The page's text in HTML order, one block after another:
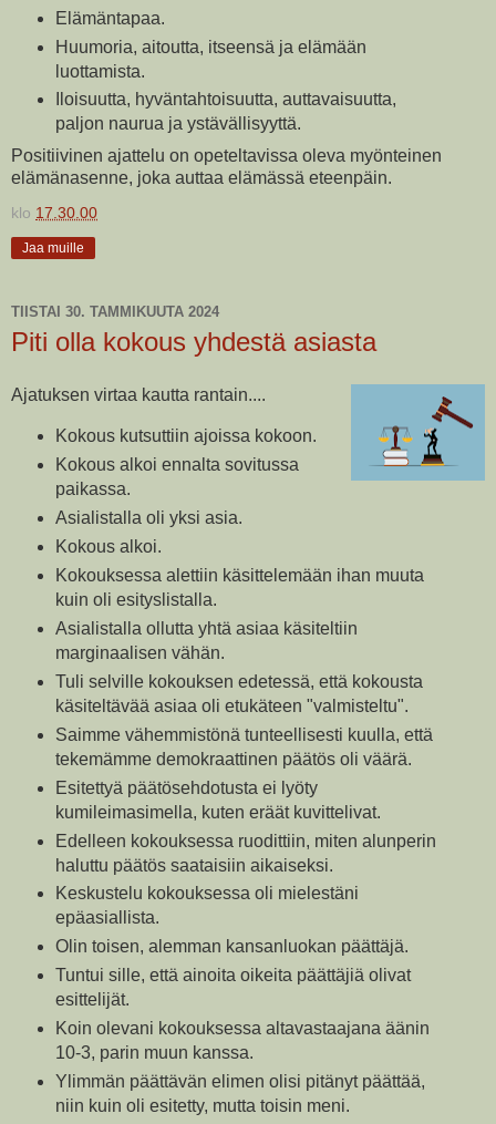
Elämäntapaa.
Huumoria, aitoutta, itseensä ja elämään
luottamista.
Iloisuutta, hyväntahtoisuutta, auttavaisuutta,
paljon naurua ja ystävällisyyttä.
Positiivinen ajattelu on opeteltavissa oleva myönteinen
elämänasenne, joka auttaa elämässä eteenpäin.
klo 17.30.00
Jaa muille
TIISTAI 30. TAMMIKUUTA 2024
Piti olla kokous yhdestä asiasta
Ajatuksen virtaa kautta rantain....
Kokous kutsuttiin ajoissa kokoon.
Kokous alkoi ennalta sovitussa
paikassa.
Asialistalla oli yksi asia.
Kokous alkoi.
Kokouksessa alettiin käsittelemään ihan muuta
kuin oli esityslistalla.
Asialistalla ollutta yhtä asiaa käsiteltiin
marginaalisen vähän.
Tuli selville kokouksen edetessä, että kokousta
käsiteltävää asiaa oli etukäteen "valmisteltu".
Saimme vähemmistönä tunteellisesti kuulla, että
tekemämme demokraattinen päätös oli väärä.
Esitettyä päätösehdotusta ei lyöty
kumileimasimella, kuten eräät kuvittelivat.
Edelleen kokouksessa ruodittiin, miten alunperin
haluttu päätös saataisiin aikaiseksi.
Keskustelu kokouksessa oli mielestäni
epäasiallista.
Olin toisen, alemman kansanluokan päättäjä.
Tuntui sille, että ainoita oikeita päättäjiä olivat
esittelijät.
Koin olevani kokouksessa altavastaajana äänin
10-3, parin muun kanssa.
Ylimmän päättävän elimen olisi pitänyt päättää,
niin kuin oli esitetty, mutta toisin meni.